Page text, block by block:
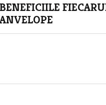
BENEFICIILE
ANVELOPE